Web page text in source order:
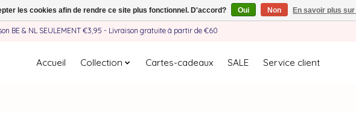
BE & NL SEULEMENT €3,95 - Livraison gratuite à partir de €60
Accueil Collection Cartes-cadeaux SALE Service client
les cookies afin de rendre ce site plus fonctionnel. D'accord? Oui Non En savoir plus